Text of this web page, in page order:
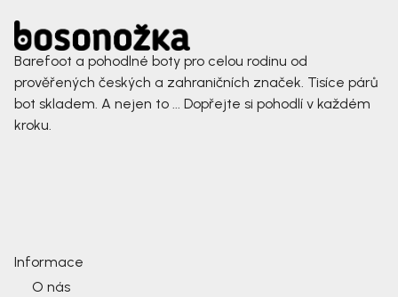
Barefoot a pohodlné boty pro celou rodinu od
prověřených českých a zahraničních značek. Tisíce párů
bot skladem. A nejen to ... Dopřejte si pohodlí v každém
kroku.
Informace
O nás